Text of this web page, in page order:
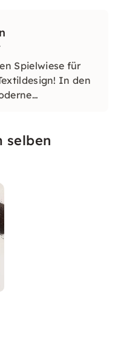
Spielwiese für
In den
nachhaltigen
kreativ
selben